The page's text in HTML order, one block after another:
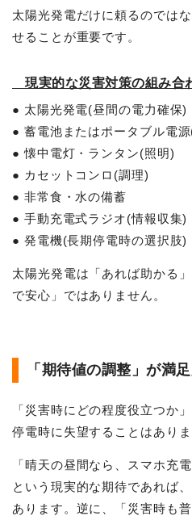
太陽光発電だけに頼るのでは
せることが重要です。
現実的な災害対策の組み
● 太陽光発電(昼間の電力確保)
● 蓄電池またはポータブル電
● 懐中電灯・ランタン(照明)
● カセットコンロ(調理)
● 非常食・水の備蓄
● 手動充電式ラジオ(情報収集)
● 発電機(長期停電時の選択肢)
太陽光発電は「あれば助かる
で安心」ではありません。
「期待値の調整」が満
「災害時にどの程度役立つか
停電時に失望することはありま
「晴天の昼間なら、スマホ充
という現実的な期待であれば
あります。逆に、「災害時も